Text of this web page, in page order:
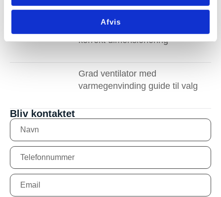
Afvis
eco 375 ventilationsanlæg med
korrekt dimensionering
Grad ventilator med
varmegenvinding guide til valg
Bliv kontaktet